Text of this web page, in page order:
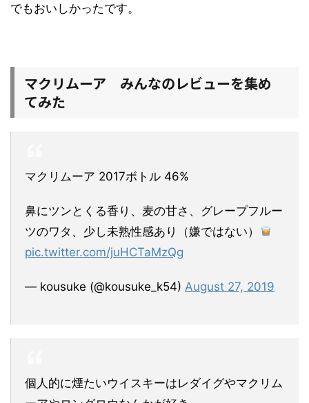
でもおいしかったです。
マクリムーア みんなのレビューを集め
てみた
マクリムーア 2017ボトル 46%
鼻にツンとくる香り、麦の甘さ、グレープフルー
ツのワタ、少し未熟性感あり（嫌ではない）
pic.twitter.com/juHCTaMzQg
— kousuke (@kousuke_k54) August 27, 2019
個人的に煙たいウイスキーはレダイグやマクリム